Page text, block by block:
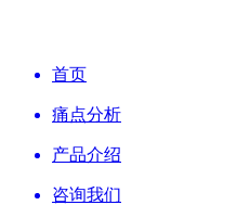
首页
痛点分析
产品介绍
咨询我们